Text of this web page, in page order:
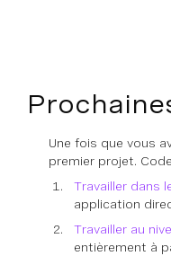
Une fois que vous
premier projet.
Travailler dans
application
Travailler au
entièrement à